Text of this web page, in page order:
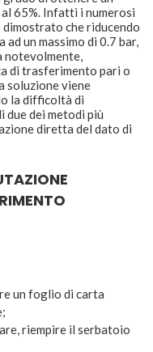
65%. Infatti i numerosi
che riducendo
un massimo di 0.7 bar,
notevolmente,
di trasferimento pari o
soluzione viene
la difficoltà di
due dei metodi più
diretta del dato di
un foglio di carta
riempire il serbatoio